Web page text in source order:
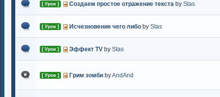
Создаем простое отражение текста by Stas
[ Урок ]
Исчезновение чего либо by Stas
[ Урок ]
Эффект TV by Stas
[ Урок ]
Грим зомби byAndAnd
[ Урок ]